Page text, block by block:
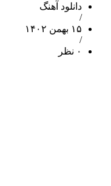
دانلود آهنگ
/
۱۵ بهمن ۱۴۰۲
/
۰ نظر